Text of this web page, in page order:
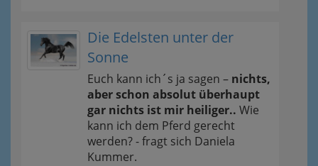
Die Edelsten unter der
Sonne
Euch kann ich´s ja sagen – nichts,
aber schon absolut überhaupt
gar nichts ist mir heiliger.. Wie
kann ich dem Pferd gerecht
werden? - fragt sich Daniela
Kummer.